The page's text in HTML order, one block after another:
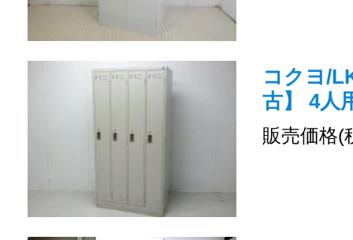
コクヨ/
古】 4人
販売価格(